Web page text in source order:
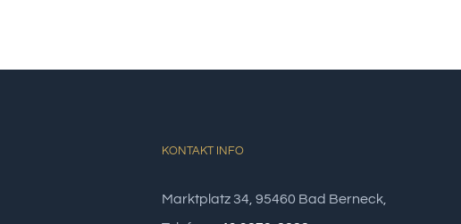
KONTAKT INFO
Marktplatz 34, 95460 Bad Berneck,